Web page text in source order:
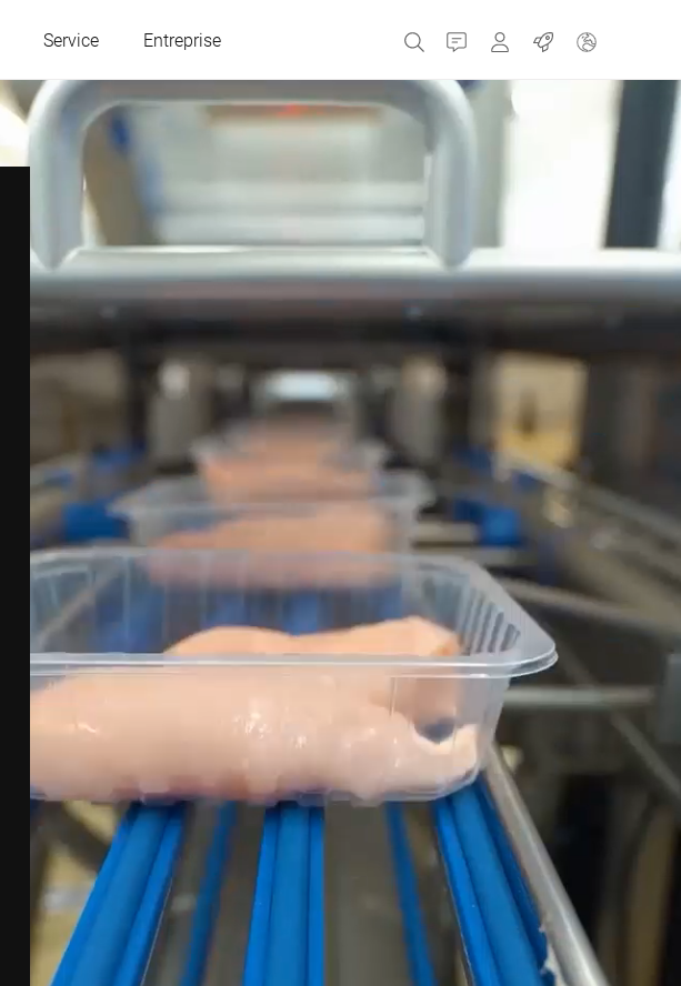
Service Entreprise Contact MyBizerba
Emplois
Belgique
Allemagne Grèce
Portugal Russie
Slovaquie Espagne
Turquie Ukraine